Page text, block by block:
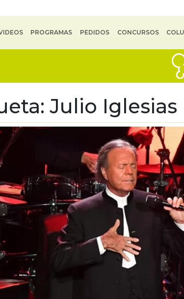
PROGRAMAS PEDIDOS CONCURSOS
Julio Iglesias